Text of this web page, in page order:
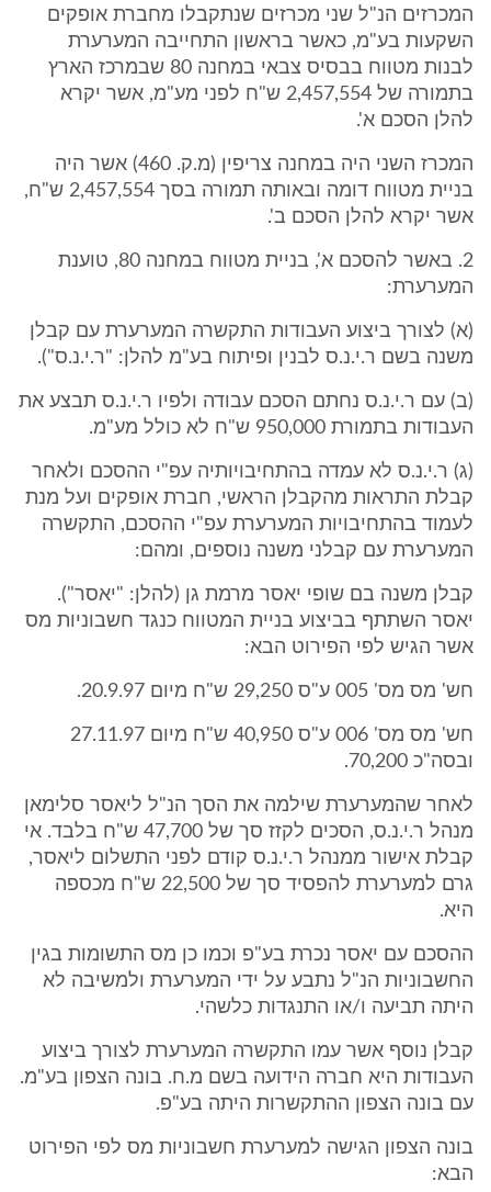
המכרזים הנ"ל שני מכרזים שנתקבלו מחברת אופקים
השקעות בע"מ, כאשר בראשון התחייבה המערערת
לבנות מטווח בבסיס צבאי במחנה 80 שבמרכז הארץ
בתמורה של 2,457,554 ש"ח לפני מע"מ, אשר יקרא
להלן הסכם א'.
המכרז השני היה במחנה צריפין (מ.ק. 460) אשר היה
בניית מטווח דומה ובאותה תמורה בסך 2,457,554 ש"ח,
אשר יקרא להלן הסכם ב'.
2. באשר להסכם א', בניית מטווח במחנה 80, טוענת
המערערת:
(א) לצורך ביצוע העבודות התקשרה המערערת עם קבלן
משנה בשם ר.י.נ.ס לבנין ופיתוח בע"מ להלן: "ר.י.נ.ס").
(ב) עם ר.י.נ.ס נחתם הסכם עבודה ולפיו ר.י.נ.ס תבצע את
העבודות בתמורת 950,000 ש"ח לא כולל מע"מ.
(ג) ר.י.נ.ס לא עמדה בהתחיבויותיה עפ"י ההסכם ולאחר
קבלת התראות מהקבלן הראשי, חברת אופקים ועל מנת
לעמוד בהתחיבויות המערערת עפ"י ההסכם, התקשרה
המערערת עם קבלני משנה נוספים, ומהם:
קבלן משנה בם שופי יאסר מרמת גן (להלן: "יאסר").
יאסר השתתף בביצוע בניית המטווח כנגד חשבוניות מס
אשר הגיש לפי הפירוט הבא:
חש' מס מס' 005 ע"ס 29,250 ש"ח מיום 20.9.97.
חש' מס מס' 006 ע"ס 40,950 ש"ח מיום 27.11.97
ובסה"כ 70,200.
לאחר שהמערערת שילמה את הסך הנ"ל ליאסר סלימאן
מנהל ר.י.נ.ס, הסכים לקזז סך של 47,700 ש"ח בלבד. אי
קבלת אישור ממנהל ר.י.נ.ס קודם לפני התשלום ליאסר,
גרם למערערת להפסיד סך של 22,500 ש"ח מכספה
היא.
ההסכם עם יאסר נכרת בע"פ וכמו כן מס התשומות בגין
החשבוניות הנ"ל נתבע על ידי המערערת ולמשיבה לא
היתה תביעה ו/או התנגדות כלשהי.
קבלן נוסף אשר עמו התקשרה המערערת לצורך ביצוע
העבודות היא חברה הידועה בשם מ.ח. בונה הצפון בע"מ.
עם בונה הצפון ההתקשרות היתה בע"פ.
בונה הצפון הגישה למערערת חשבוניות מס לפי הפירוט
הבא: